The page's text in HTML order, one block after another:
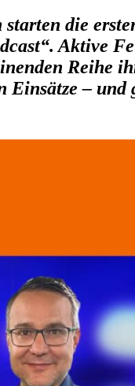
die
Aktive
Reihe
– und